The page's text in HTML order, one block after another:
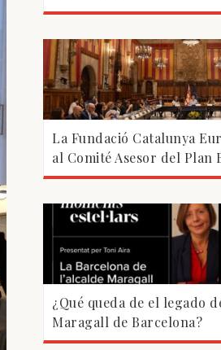
La Fundació Catalunya
al Comité Asesor del Plan
¿Qué queda de el legado
Maragall de Barcelona?